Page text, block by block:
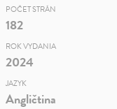
POČET STRÁN
182
ROK VYDANIA
2024
JAZYK
Angličtina